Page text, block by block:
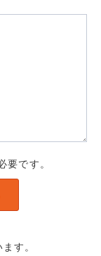
要です。
す。